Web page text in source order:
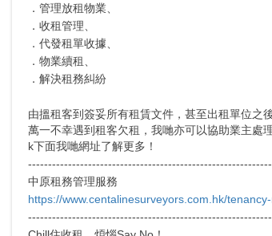
．管理放租物業、
．收租管理、
．代發租單收據、
．物業續租、
．解決租務糾紛
由搵租客到簽妥所有租賃文件，甚至出租單位之
萬一不幸遇到租客欠租，我哋亦可以協助業主處
k下面我哋網址了解更多！
中原租務管理服務
https://www.centalinesurveyors.com.hk/